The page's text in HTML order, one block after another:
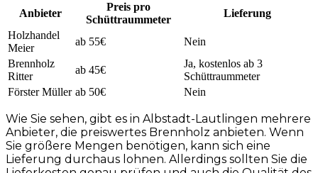
Anbieter
Preis pro
Schüttraummeter
Lieferung
Holzhandel
Meier
ab 55€
Nein
Brennholz
Ritter
ab 45€
Ja, kostenlos ab 3
Schüttraummeter
Förster Müller ab 50€ Nein
Wie Sie sehen, gibt es in Albstadt-Lautlingen mehrere
Anbieter, die preiswertes Brennholz anbieten. Wenn
Sie größere Mengen benötigen, kann sich eine
Lieferung durchaus lohnen. Allerdings sollten Sie die